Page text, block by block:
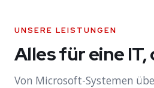
UNSERE LEISTUNGEN
Alles für eine
Von Microsoft-Systemen